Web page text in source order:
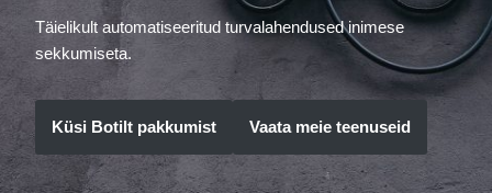
Täielikult automatiseeritud turvalahendused inimese
sekkumiseta.
Küsi Botilt pakkumist Vaata meie teenuseid